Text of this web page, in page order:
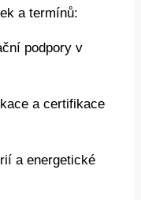
a termínů:
podpory v
a certifikace
a energetické